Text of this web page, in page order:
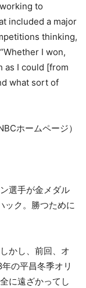
to
included a major
thinking,
I won,
as I could [from
what sort of
ホームページ）
選手が金メダル
ック。勝つために
かし、前回、オ
の平昌冬季オリ
に遠ざかってし